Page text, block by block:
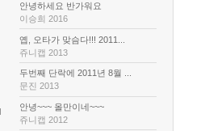
안녕하세요 반가워요
이승희 2016
옙, 오타가 맞슴다!!! 2011...
쥬니캡 2013
두번째 단락에 2011년 8월 ...
문진 2013
안녕~~~ 올만이네~~~
쥬니캡 2012